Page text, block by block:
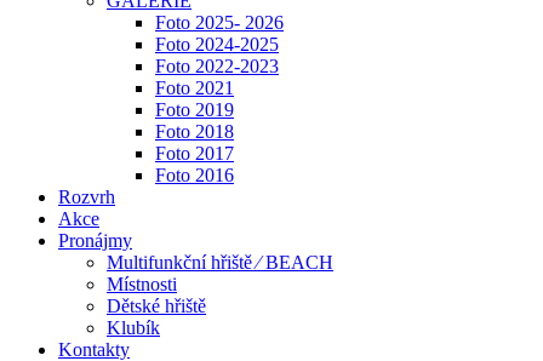
Foto 2025- 2026
Foto 2024-2025
Foto 2022-2023
Foto 2021
Foto 2019
Foto 2018
Foto 2017
Foto 2016
Rozvrh
Akce
Pronájmy
Multifunkční hřiště ⁄ BEACH
Místnosti
Dětské hřiště
Klubík
Kontakty